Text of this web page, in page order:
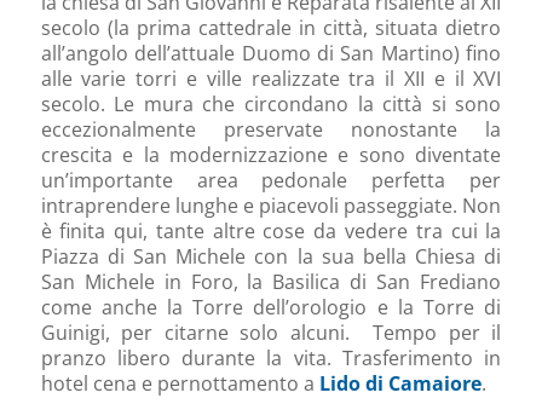
secolo (la prima cattedrale in città, situata dietro
all’angolo dell’attuale Duomo di San Martino) fino
alle varie torri e ville realizzate tra il XII e il XVI
secolo. Le mura che circondano la città si sono
eccezionalmente preservate nonostante la
crescita e la modernizzazione e sono diventate
un’importante area pedonale perfetta per
intraprendere lunghe e piacevoli passeggiate. Non
è finita qui, tante altre cose da vedere tra cui la
Piazza di San Michele con la sua bella Chiesa di
San Michele in Foro, la Basilica di San Frediano
come anche la Torre dell’orologio e la Torre di
Guinigi, per citarne solo alcuni. Tempo per il
pranzo libero durante la vita. Trasferimento in
hotel cena e pernottamento a Lido di Camaiore.